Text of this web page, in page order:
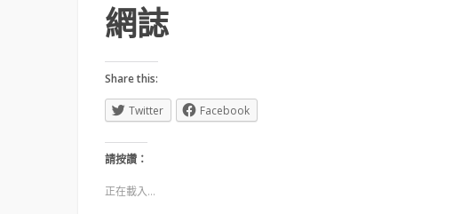
網誌
Share this:
Twitter Facebook
請按讚：
正在載入...